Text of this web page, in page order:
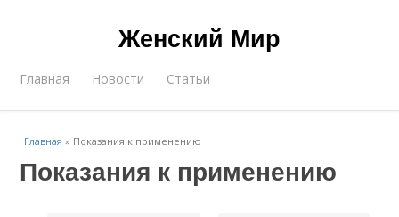
Женский Мир
Главная Новости Статьи
Главная » Показания к применению
Показания к применению